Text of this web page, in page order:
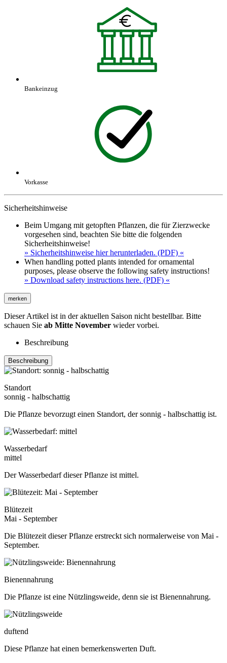
Bankeinzug
Vorkasse
Sicherheitshinweise
Beim Umgang mit getopften Pflanzen, die für Zierzwecke
vorgesehen sind, beachten Sie bitte die folgenden
Sicherheitshinweise!
» Sicherheitshinweise hier herunterladen. (PDF) «
When handling potted plants intended for ornamental
purposes, please observe the following safety instructions!
» Download safety instructions here. (PDF) «
merken
Dieser Artikel ist in der aktuellen Saison nicht bestellbar. Bitte
schauen Sie ab Mitte November wieder vorbei.
Beschreibung
Beschreibung
Standort
sonnig - halbschattig
Die Pflanze bevorzugt einen Standort, der sonnig - halbschattig ist.
Wasserbedarf
mittel
Der Wasserbedarf dieser Pflanze ist mittel.
Blütezeit
Mai - September
Die Blütezeit dieser Pflanze erstreckt sich normalerweise von Mai -
September.
Bienennahrung
Die Pflanze ist eine Nützlingsweide, denn sie ist Bienennahrung.
duftend
Diese Pflanze hat einen bemerkenswerten Duft.